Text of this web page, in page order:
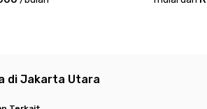
di Jakarta Utara